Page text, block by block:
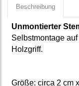
Beschreibung
Unmontierter
Selbstmontage
Holzgriff.
Größe: circa 2 cm x